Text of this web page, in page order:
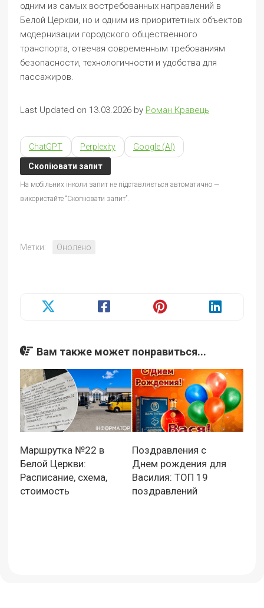
одним из самых востребованных направлений в
Белой Церкви, но и одним из приоритетных объектов
модернизации городского общественного
транспорта, отвечая современным требованиям
безопасности, технологичности и удобства для
пассажиров.
Last Updated on 13.03.2026 by Роман Кравець
ChatGPT Perplexity Google (AI)
Скопіювати запит
На мобільних інколи запит не підставляється автоматично —
використайте “Скопіювати запит”.
Метки: Онолено
Вам также может понравиться...
Маршрутка №22 в
Белой Церкви:
Расписание, схема,
стоимость
Поздравления с
Днем рождения для
Василия: ТОП 19
поздравлений